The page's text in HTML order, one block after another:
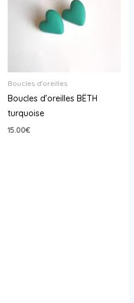
Boucles d'oreilles
Boucles d’oreilles BËTH
turquoise
15.00€